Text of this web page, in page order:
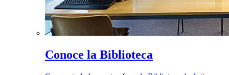
Conoce la Biblioteca